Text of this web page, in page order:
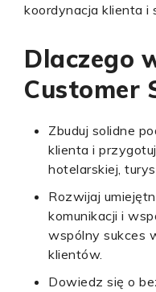
koordynacja klienta i
Dlaczego
Customer
Zbuduj solidne
klienta i
hotelarskiej,
Rozwijaj
komunikacji i
wspólny sukces
klientów.
Dowiedz się o